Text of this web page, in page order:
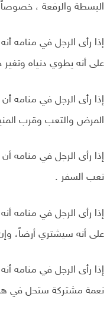
البسطة والرفعة ،
إذا رأى الرجل في منامه
على أنه يطوي دنياه
إذا رأى الرجل في منامه
المرض والتعب وقرب
إذا رأى الرجل في منامه
تعب السفر .
إذا رأى الرجل في منامه
على أنه سيشتري أرضاً،
إذا رأى الرجل في منامه
نعمة مشتركة ستحل في